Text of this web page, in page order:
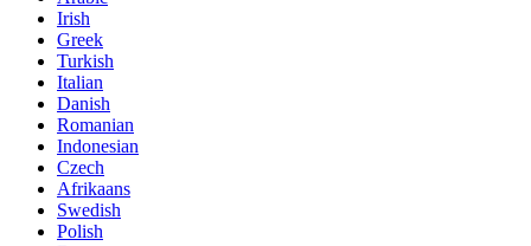
Irish
Greek
Turkish
Italian
Danish
Romanian
Indonesian
Czech
Afrikaans
Swedish
Polish